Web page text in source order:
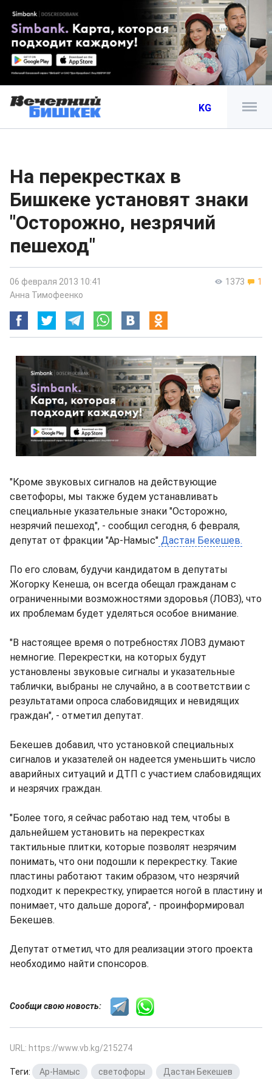
KG
На перекрестках в
Бишкеке установят знаки
"Осторожно, незрячий
пешеход"
1373 1
06 февраля 2013 10:41
Анна Тимофеенко
"Кроме звуковых сигналов на действующие
светофоры, мы также будем устанавливать
специальные указательные знаки "Осторожно,
незрячий пешеход", - сообщил сегодня, 6 февраля,
депутат от фракции "Ар-Намыс" Дастан Бекешев.
По его словам, будучи кандидатом в депутаты
Жогорку Кенеша, он всегда обещал гражданам с
ограниченными возможностями здоровья (ЛОВЗ), что
их проблемам будет уделяться особое внимание.
"В настоящее время о потребностях ЛОВЗ думают
немногие. Перекрестки, на которых будут
установлены звуковые сигналы и указательные
таблички, выбраны не случайно, а в соответствии с
результатами опроса слабовидящих и невидящих
граждан", - отметил депутат.
Бекешев добавил, что установкой специальных
сигналов и указателей он надеется уменьшить число
аварийных ситуаций и ДТП с участием слабовидящих
и незрячих граждан.
"Более того, я сейчас работаю над тем, чтобы в
дальнейшем установить на перекрестках
тактильные плитки, которые позволят незрячим
понимать, что они подошли к перекрестку. Такие
пластины работают таким образом, что незрячий
подходит к перекрестку, упирается ногой в пластину и
понимает, что дальше дорога", - проинформировал
Бекешев.
Депутат отметил, что для реализации этого проекта
необходимо найти спонсоров.
Сообщи свою новость:
URL: https://www.vb.kg/215274
Теги: Ар-Намыс светофоры Дастан Бекешев